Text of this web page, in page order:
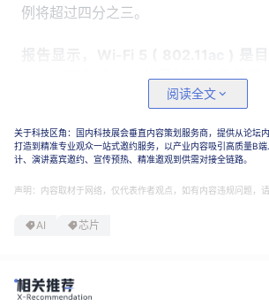
例将超过四分之三。
Wi-Fi 标准（43% 的受访者选择使用
是一个较老的标准，于 2013 年首次发
发布的任何 Wi-Fi 标准。（Wi-Fi 6E
布，而当前的Wi-Fi 7标准则于 2024 年
智能领域远远不够。这项已有 13 年历史
阅读全文
关于科技区角：国内科技展会垂直内容策划服务商，提供从论坛
打造到精准专业观众一站式邀约服务，以产业内容吸引高质量B
计、演讲嘉宾邀约、宣传预热、精准邀观到供需对接全链路。
声明：内容取材于网络，仅代表作者观点，如有内容违规问题，请
AI 芯片